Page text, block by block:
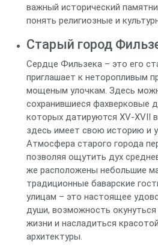
важный исторический
понять религиозные и
Старый город
Сердце Фильзека – это его
приглашает к неторопливым
мощеным улочкам. Здесь
сохранившиеся фахверковые
которых датируются XV-XVII
здесь имеет свою историю и
Атмосфера старого города
позволяя ощутить дух
же расположены небольшие
традиционные баварские
улицам – это настоящее
души, возможность
жизни и насладиться
архитектуры.